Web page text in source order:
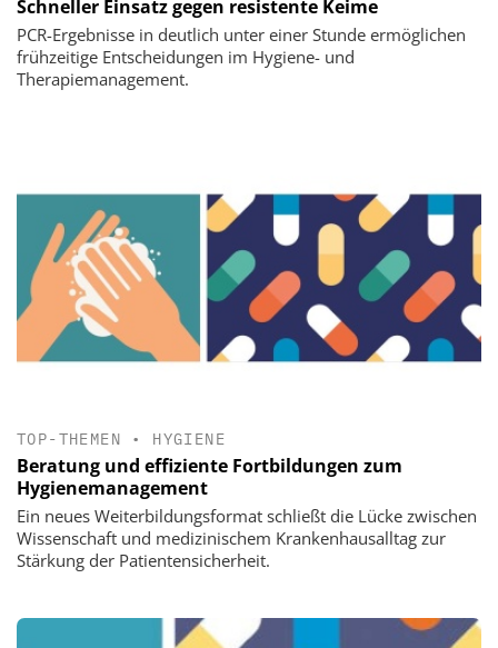
Schneller Einsatz gegen resistente Keime
PCR-Ergebnisse in deutlich unter einer Stunde ermöglichen
frühzeitige Entscheidungen im Hygiene- und
Therapiemanagement.
TOP-THEMEN • HYGIENE
Beratung und effiziente Fortbildungen zum
Hygienemanagement
Ein neues Weiterbildungsformat schließt die Lücke zwischen
Wissenschaft und medizinischem Krankenhausalltag zur
Stärkung der Patientensicherheit.